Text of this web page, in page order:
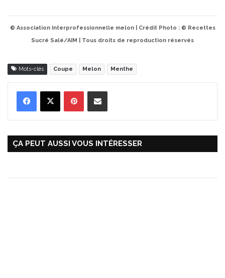
© Association Interprofessionnelle melon | Crédit Photo : © Recettes
Sucré Salé/AIM | Tous droits de reproduction réservés
Mots-clés Coupe Melon Menthe
ÇA PEUT AUSSI VOUS INTÉRESSER